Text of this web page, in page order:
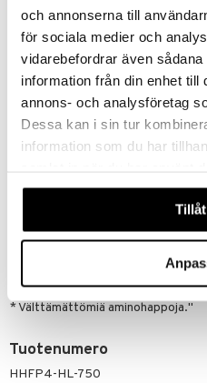
och annonserna till
för sociala medier och
vidarebefordrar även
information från din enhet till
annons- och analysföretag
Dessa kan i sin tur
information som du har
våra cookies vid fortsatt
Asparagiinihappo
Kysteiini
Glutamiinihappo
Histidiini*
Isoleusiini*
Leusiini*
Lysiini*
3,0
Treoniini*
Valiini*
* Välttämättömiä aminohappoja."
Tuotenumero
HHFP4-HL-750